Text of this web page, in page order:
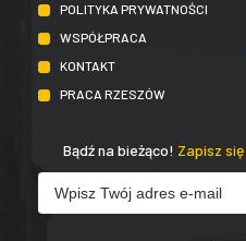
POLITYKA PRYWATNOŚCI
WSPÓŁPRACA
KONTAKT
PRACA RZESZÓW
Bądź na bieżąco! Zapisz